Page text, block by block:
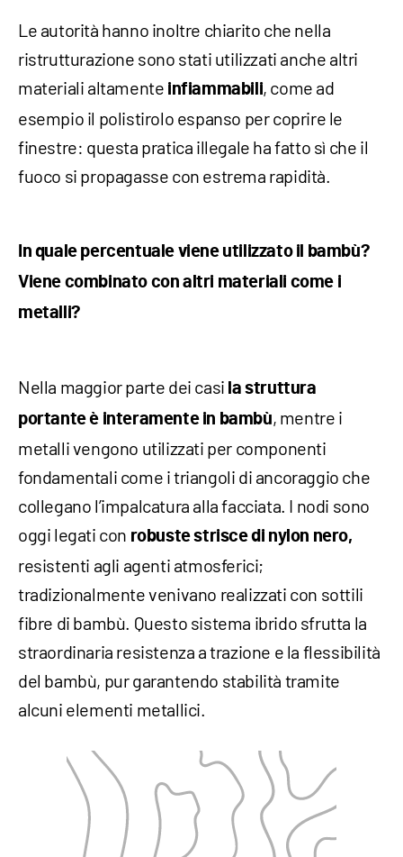
Le autorità hanno inoltre chiarito che nella
ristrutturazione sono stati utilizzati anche altri
materiali altamente infiammabili, come ad
esempio il polistirolo espanso per coprire le
finestre: questa pratica illegale ha fatto sì che il
fuoco si propagasse con estrema rapidità.
In quale percentuale viene utilizzato il bambù?
Viene combinato con altri materiali come i
metalli?
Nella maggior parte dei casi la struttura
portante è interamente in bambù, mentre i
metalli vengono utilizzati per componenti
fondamentali come i triangoli di ancoraggio che
collegano l’impalcatura alla facciata. I nodi sono
oggi legati con robuste strisce di nylon nero,
resistenti agli agenti atmosferici;
tradizionalmente venivano realizzati con sottili
fibre di bambù. Questo sistema ibrido sfrutta la
straordinaria resistenza a trazione e la flessibilità
del bambù, pur garantendo stabilità tramite
alcuni elementi metallici.